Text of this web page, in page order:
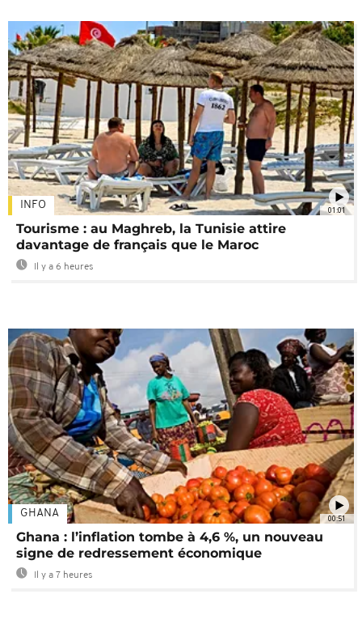
01:01
INFO
Tourisme : au Maghreb, la Tunisie attire
davantage de français que le Maroc
Il y a 6 heures
00:51
GHANA
Ghana : l’inflation tombe à 4,6 %, un nouveau
signe de redressement économique
Il y a 7 heures